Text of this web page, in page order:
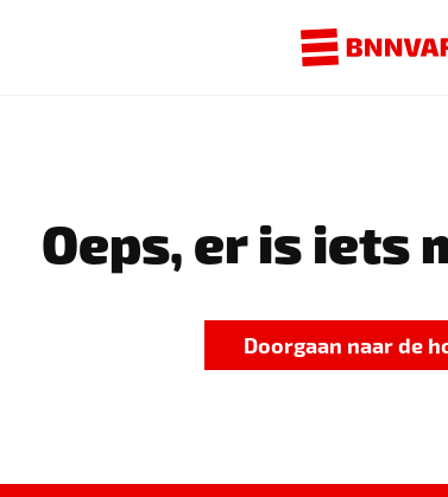
Oeps, er is iets
Doorgaan naar de